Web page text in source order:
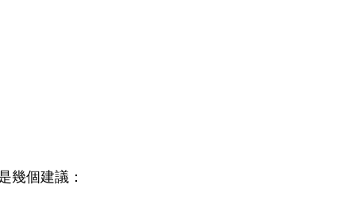
幾個建議：